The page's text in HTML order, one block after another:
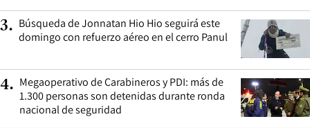
3. Búsqueda de Jonnatan Hio Hio seguirá este
domingo con refuerzo aéreo en el cerro Panul
4. Megaoperativo de Carabineros y PDI: más de
1.300 personas son detenidas durante ronda
nacional de seguridad